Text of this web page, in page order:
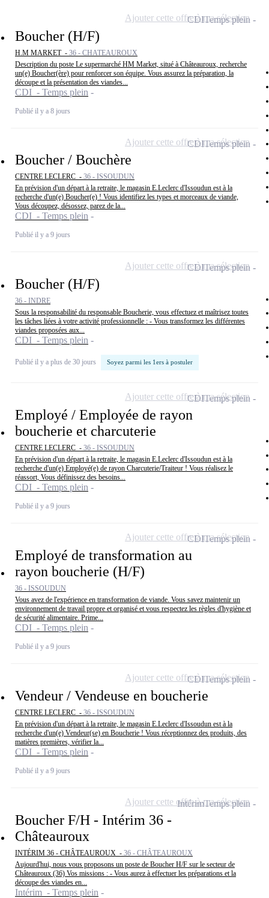
Boucher (H/F)
H.M MARKET - 36 - CHATEAUROUX
Description du poste Le supermarché HM Market, situé à Châteauroux, recherche
un(e) Boucher(ère) pour renforcer son équipe. Vous assurez la préparation, la
découpe et la présentation des viandes...
CDI - Temps plein
Publié il y a 8 jours
CDITemps plein
Ajouter cette offre à ma sélection
Boucher / Bouchère
CENTRE LECLERC - 36 - ISSOUDUN
En prévision d'un départ à la retraite, le magasin E.Leclerc d'Issoudun est à la
recherche d'un(e) Boucher(e) ! Vous identifiez les types et morceaux de viande,
Vous découpez, désossez, parez de la...
CDI - Temps plein
Publié il y a 9 jours
CDITemps plein
Ajouter cette offre à ma sélection
Boucher (H/F)
36 - INDRE
Sous la responsabilité du responsable Boucherie, vous effectuez et maîtrisez toutes
les tâches liées à votre activité professionnelle : - Vous transformez les différentes
viandes proposées aux...
CDI - Temps plein
Publié il y a plus de 30 jours Soyez parmi les 1ers à postuler
CDITemps plein
Ajouter cette offre à ma sélection
Employé / Employée de rayon
boucherie et charcuterie
CENTRE LECLERC - 36 - ISSOUDUN
En prévision d'un départ à la retraite, le magasin E.Leclerc d'Issoudun est à la
recherche d'un(e) Employé(e) de rayon Charcuterie/Traiteur ! Vous réalisez le
réassort, Vous définissez des besoins...
CDI - Temps plein
Publié il y a 9 jours
CDITemps plein
Ajouter cette offre à ma sélection
Employé de transformation au
rayon boucherie (H/F)
36 - ISSOUDUN
Vous avez de l'expérience en transformation de viande. Vous savez maintenir un
environnement de travail propre et organisé et vous respectez les règles d'hygiène et
de sécurité alimentaire. Prime...
CDI - Temps plein
Publié il y a 9 jours
CDITemps plein
Ajouter cette offre à ma sélection
Vendeur / Vendeuse en boucherie
CENTRE LECLERC - 36 - ISSOUDUN
En prévision d'un départ à la retraite, le magasin E.Leclerc d'Issoudun est à la
recherche d'un(e) Vendeur(se) en Boucherie ! Vous réceptionnez des produits, des
matières premières, vérifier la...
CDI - Temps plein
Publié il y a 9 jours
CDITemps plein
Ajouter cette offre à ma sélection
Boucher F/H - Intérim 36 -
Châteauroux
INTÉRIM 36 - CHÂTEAUROUX - 36 - CHÂTEAUROUX
Aujourd'hui, nous vous proposons un poste de Boucher H/F sur le secteur de
Châteauroux (36) Vos missions : - Vous aurez à effectuer les préparations et la
découpe des viandes en...
Intérim - Temps plein
IntérimTemps plein
Ajouter cette offre à ma sélection